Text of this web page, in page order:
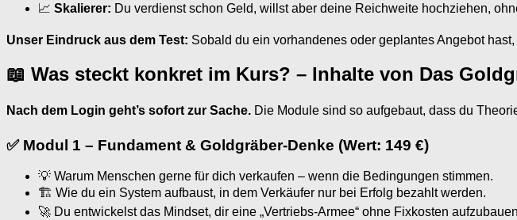
📈 Skalierer: Du verdienst schon Geld, willst aber deine Reichweite hochziehen,
Unser Eindruck aus dem Test: Sobald du ein vorhandenes oder geplantes Angebot
📖 Was steckt konkret im Kurs? – Inhalte von Das
Nach dem Login geht’s sofort zur Sache. Die Module sind so aufgebaut, dass du
✅ Modul 1 – Fundament & Goldgräber-Denke (Wert: 149 €)
💡 Warum Menschen gerne für dich verkaufen – wenn die Bedingungen stimmen.
🏗 Wie du ein System aufbaust, in dem Verkäufer nur bei Erfolg bezahlt werden.
🚀 Du entwickelst das Mindset, dir eine „Vertriebs-Armee“ ohne Fixkosten